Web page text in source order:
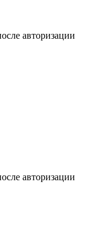
авторизации
авторизации